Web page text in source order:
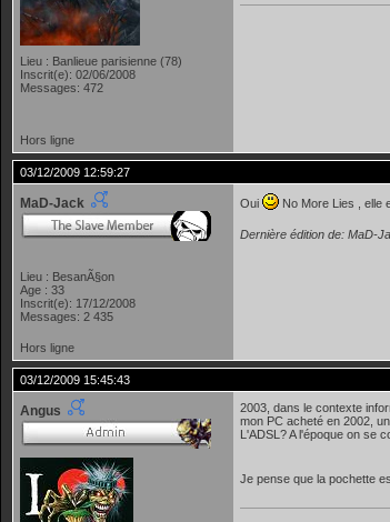
Lieu : Banlieue parisienne (78)
Inscrit(e): 02/06/2008
Messages: 472
Hors ligne
03/12/2009 12:59:27
MaD-Jack
Lieu : BesanÃ§on
Age : 33
Inscrit(e): 17/12/2008
Messages: 2 435
Oui No More Lies , elle
Dernière édition de: MaD-
Hors ligne
03/12/2009 15:45:43
Angus
2003, dans le contexte
mon PC acheté en 2002,
L'ADSL? A l'époque on se
Je pense que la pochette